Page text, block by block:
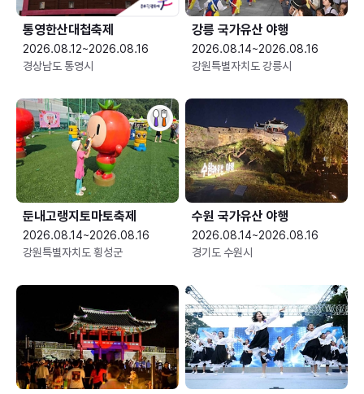
통영한산대첩축제
2026.08.12~2026.08.16
경상남도 통영시
강릉 국가유산 야행
2026.08.14~2026.08.16
강원특별자치도 강릉시
둔내고랭지토마토축제
2026.08.14~2026.08.16
강원특별자치도 횡성군
수원 국가유산 야행
2026.08.14~2026.08.16
경기도 수원시